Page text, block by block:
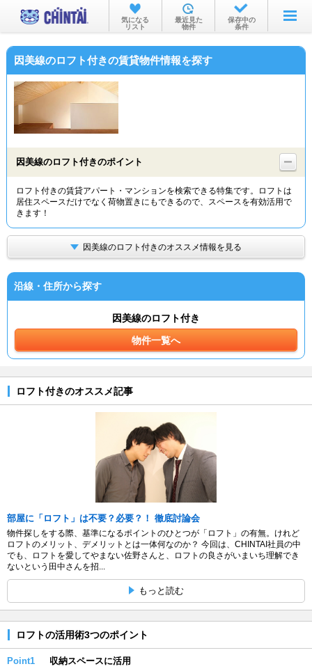
お部屋を探す
沿線・駅から
物件特集から
TOP
気になる
リスト
最近見た
物件
保存中の
条件
因美線のロフト付きの賃貸物件情報を探す
因美線のロフト付きのポイント
ロフト付きの賃貸アパート・マンションを検索できる特集です。ロフトは
居住スペースだけでなく荷物置きにもできるので、スペースを有効活用で
きます！
因美線のロフト付きのオススメ情報を見る
沿線・住所から探す
因美線のロフト付き
物件一覧へ
ロフト付きのオススメ記事
部屋に「ロフト」は不要？必要？！ 徹底討論会
物件探しをする際、基準になるポイントのひとつが「ロフト」の有無。けれど
ロフトのメリット、デメリットとは一体何なのか？ 今回は、CHINTAI社員の中
でも、ロフトを愛してやまない佐野さんと、ロフトの良さがいまいち理解でき
ないという田中さんを招...
もっと読む
ロフトの活用術3つのポイント
Point1 収納スペースに活用